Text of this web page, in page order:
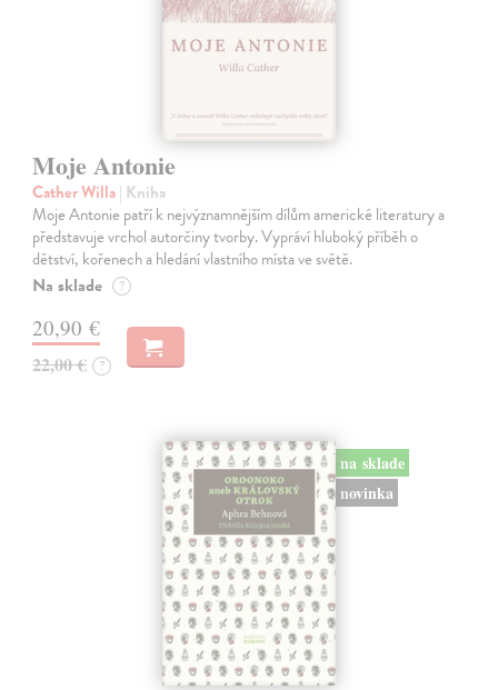
Moje Antonie
Cather Willa| Kniha
Moje Antonie patří k nejvýznamnějším dílům americké literatury a
představuje vrchol autorčiny tvorby. Vypráví hluboký příběh o
dětství, kořenech a hledání vlastního místa ve světě.
Na sklade ?
20,90 €
22,00 € ?
na sklade
novinka